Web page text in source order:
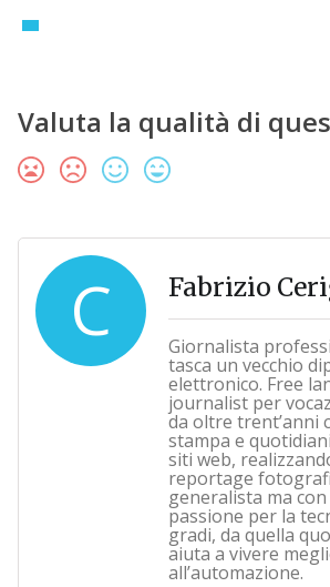
Valuta la qualità di
C Fabrizio
Giornalista
tasca un vecchio
elettronico. Free
journalist per
da oltre trent’anni
stampa e
siti web,
reportage
generalista ma
passione per la
gradi, da quella
aiuta a vivere
all’automazione.